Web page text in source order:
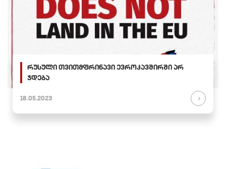
რუსული თვითმფრინავი ევროკავშირში არ
ჯდება
18.05.2023